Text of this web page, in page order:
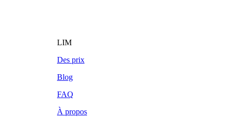
LIM
Des prix
Blog
FAQ
À propos